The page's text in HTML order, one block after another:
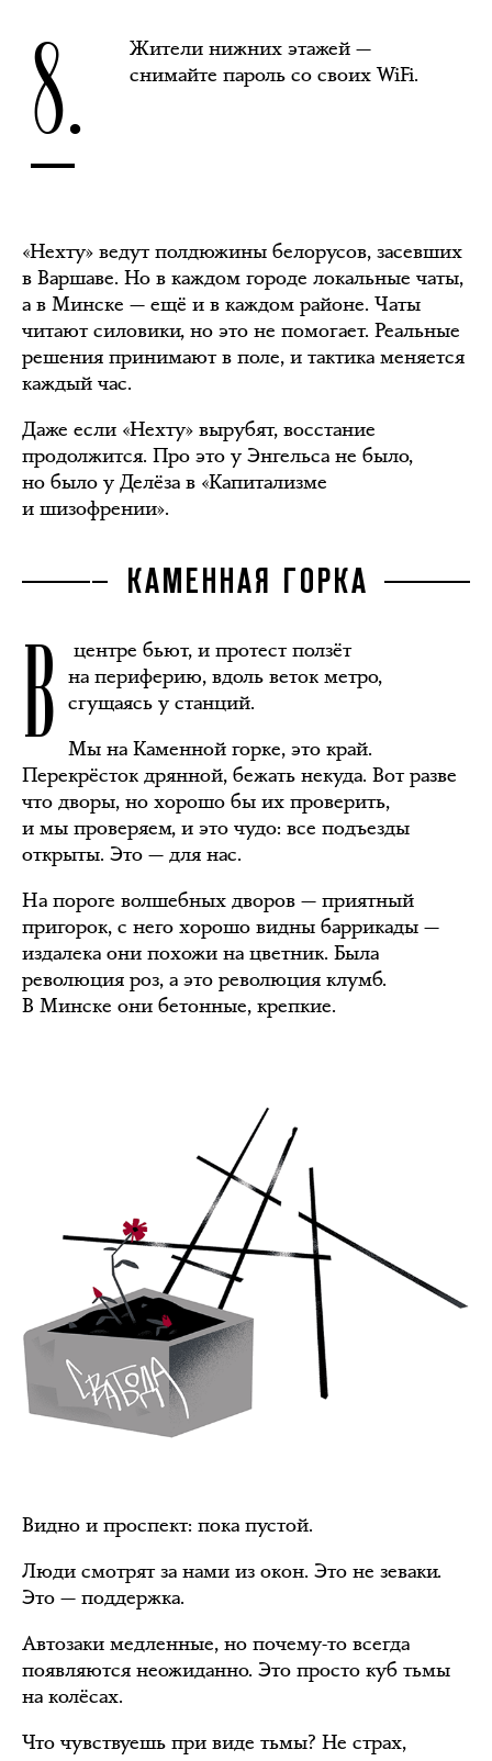
8.
Жители нижних этажей —
снимайте пароль со своих WiFi.
«Нехту» ведут полдюжины белорусов, засевших
в Варшаве. Но в каждом городе локальные чаты,
а в Минске — ещё и в каждом районе. Чаты
читают силовики, но это не помогает. Реальные
решения принимают в поле, и тактика меняется
каждый час.
Даже если «Нехту» вырубят, восстание
продолжится. Про это у Энгельса не было,
но было у Делёза в «Капитализме
и шизофрении».
КАМЕННАЯ ГОРКА
В
центре бьют, и протест ползёт
на периферию, вдоль веток метро,
сгущаясь у станций.
Мы на Каменной горке, это край.
Перекрёсток дрянной, бежать некуда. Вот разве
что дворы, но хорошо бы их проверить,
и мы проверяем, и это чудо: все подъезды
открыты. Это — для нас.
На пороге волшебных дворов — приятный
пригорок, с него хорошо видны баррикады —
издалека они похожи на цветник. Была
революция роз, а это революция клумб.
В Минске они бетонные, крепкие.
Видно и проспект: пока пустой.
Люди смотрят за нами из окон. Это не зеваки.
Это — поддержка.
Автозаки медленные, но почему-то всегда
появляются неожиданно. Это просто куб тьмы
на колёсах.
Что чувствуешь при виде тьмы? Не страх,